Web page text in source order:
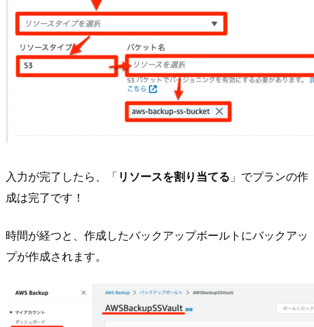
入力が完了したら、「リソースを割り当てる 」でプランの作
成は完了です！
時間が経つと、作成したバックアップボールトにバックアッ
プが作成されます。